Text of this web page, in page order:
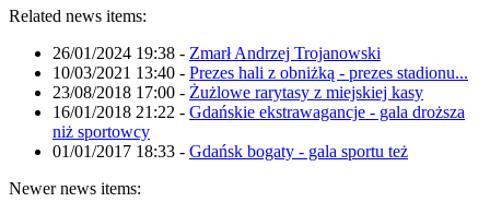
Related news items:
26/01/2024 19:38 - Zmarł Andrzej Trojanowski
10/03/2021 13:40 - Prezes hali z obniżką - prezes stadionu...
23/08/2018 17:00 - Żużlowe rarytasy z miejskiej kasy
16/01/2018 21:22 - Gdańskie ekstrawagancje - gala droższa
niż sportowcy
01/01/2017 18:33 - Gdańsk bogaty - gala sportu też
Newer news items: